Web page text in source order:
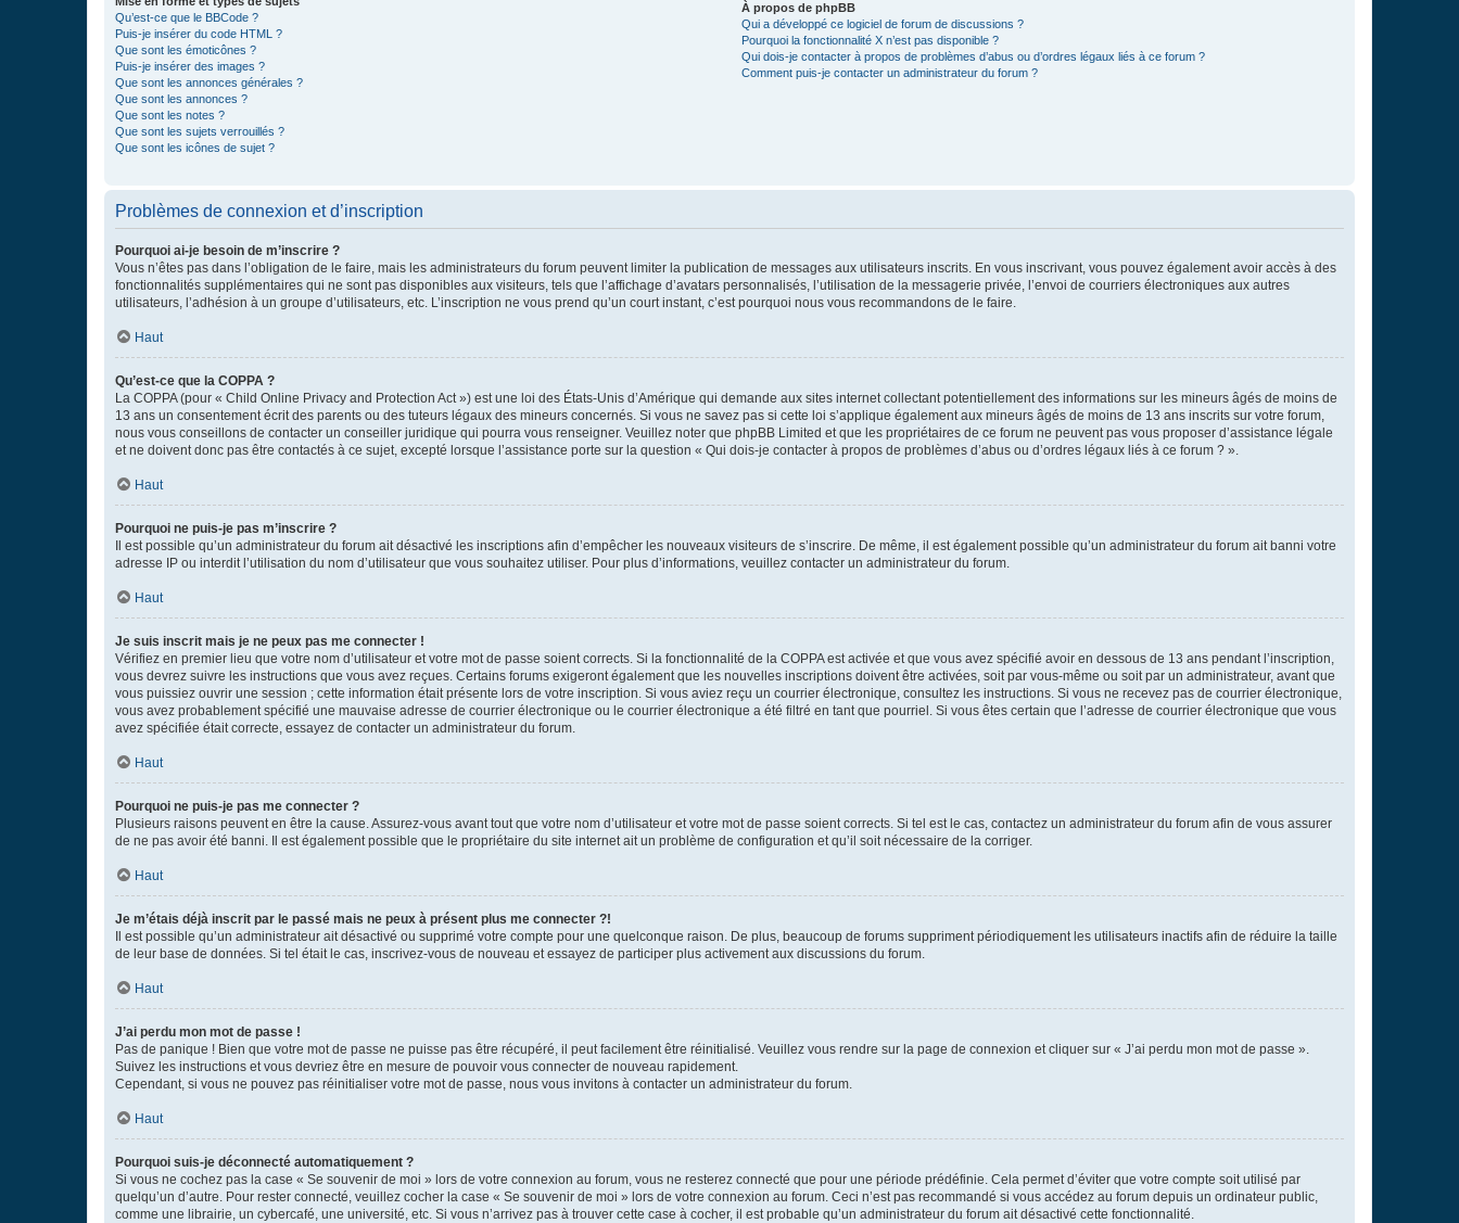
Qu’est-ce que le BBCode ?
Puis-je insérer du code HTML ?
Que sont les émoticônes ?
Puis-je insérer des images ?
Que sont les annonces générales ?
Que sont les annonces ?
Que sont les notes ?
Que sont les sujets verrouillés ?
Que sont les icônes de sujet ?
À propos de phpBB
Qui a développé ce logiciel de forum de discussions ?
Pourquoi la fonctionnalité X n’est pas disponible ?
Qui dois-je contacter à propos de problèmes d’abus ou d’ordres légaux liés à ce forum ?
Comment puis-je contacter un administrateur du forum ?
Problèmes de connexion et d’inscription
Pourquoi ai-je besoin de m’inscrire ?
Vous n’êtes pas dans l’obligation de le faire, mais les administrateurs du forum peuvent limiter la publication de messages aux utilisateurs inscrits. En vous inscrivant, vous pouvez également avoir accès à des
fonctionnalités supplémentaires qui ne sont pas disponibles aux visiteurs, tels que l’affichage d’avatars personnalisés, l’utilisation de la messagerie privée, l’envoi de courriers électroniques aux autres
utilisateurs, l’adhésion à un groupe d’utilisateurs, etc. L’inscription ne vous prend qu’un court instant, c’est pourquoi nous vous recommandons de le faire.
Haut
Qu’est-ce que la COPPA ?
La COPPA (pour « Child Online Privacy and Protection Act ») est une loi des États-Unis d’Amérique qui demande aux sites internet collectant potentiellement des informations sur les mineurs âgés de moins de
13 ans un consentement écrit des parents ou des tuteurs légaux des mineurs concernés. Si vous ne savez pas si cette loi s’applique également aux mineurs âgés de moins de 13 ans inscrits sur votre forum,
nous vous conseillons de contacter un conseiller juridique qui pourra vous renseigner. Veuillez noter que phpBB Limited et que les propriétaires de ce forum ne peuvent pas vous proposer d’assistance légale
et ne doivent donc pas être contactés à ce sujet, excepté lorsque l’assistance porte sur la question « Qui dois-je contacter à propos de problèmes d’abus ou d’ordres légaux liés à ce forum ? ».
Haut
Pourquoi ne puis-je pas m’inscrire ?
Il est possible qu’un administrateur du forum ait désactivé les inscriptions afin d’empêcher les nouveaux visiteurs de s’inscrire. De même, il est également possible qu’un administrateur du forum ait banni votre
adresse IP ou interdit l’utilisation du nom d’utilisateur que vous souhaitez utiliser. Pour plus d’informations, veuillez contacter un administrateur du forum.
Haut
Je suis inscrit mais je ne peux pas me connecter !
Vérifiez en premier lieu que votre nom d’utilisateur et votre mot de passe soient corrects. Si la fonctionnalité de la COPPA est activée et que vous avez spécifié avoir en dessous de 13 ans pendant l’inscription,
vous devrez suivre les instructions que vous avez reçues. Certains forums exigeront également que les nouvelles inscriptions doivent être activées, soit par vous-même ou soit par un administrateur, avant que
vous puissiez ouvrir une session ; cette information était présente lors de votre inscription. Si vous aviez reçu un courrier électronique, consultez les instructions. Si vous ne recevez pas de courrier électronique,
vous avez probablement spécifié une mauvaise adresse de courrier électronique ou le courrier électronique a été filtré en tant que pourriel. Si vous êtes certain que l’adresse de courrier électronique que vous
avez spécifiée était correcte, essayez de contacter un administrateur du forum.
Haut
Pourquoi ne puis-je pas me connecter ?
Plusieurs raisons peuvent en être la cause. Assurez-vous avant tout que votre nom d’utilisateur et votre mot de passe soient corrects. Si tel est le cas, contactez un administrateur du forum afin de vous assurer
de ne pas avoir été banni. Il est également possible que le propriétaire du site internet ait un problème de configuration et qu’il soit nécessaire de la corriger.
Haut
Je m’étais déjà inscrit par le passé mais ne peux à présent plus me connecter ?!
Il est possible qu’un administrateur ait désactivé ou supprimé votre compte pour une quelconque raison. De plus, beaucoup de forums suppriment périodiquement les utilisateurs inactifs afin de réduire la taille
de leur base de données. Si tel était le cas, inscrivez-vous de nouveau et essayez de participer plus activement aux discussions du forum.
Haut
J’ai perdu mon mot de passe !
Pas de panique ! Bien que votre mot de passe ne puisse pas être récupéré, il peut facilement être réinitialisé. Veuillez vous rendre sur la page de connexion et cliquer sur « J’ai perdu mon mot de passe ».
Suivez les instructions et vous devriez être en mesure de pouvoir vous connecter de nouveau rapidement.
Cependant, si vous ne pouvez pas réinitialiser votre mot de passe, nous vous invitons à contacter un administrateur du forum.
Haut
Pourquoi suis-je déconnecté automatiquement ?
Si vous ne cochez pas la case « Se souvenir de moi » lors de votre connexion au forum, vous ne resterez connecté que pour une période prédéfinie. Cela permet d’éviter que votre compte soit utilisé par
quelqu’un d’autre. Pour rester connecté, veuillez cocher la case « Se souvenir de moi » lors de votre connexion au forum. Ceci n’est pas recommandé si vous accédez au forum depuis un ordinateur public,
comme une librairie, un cybercafé, une université, etc. Si vous n’arrivez pas à trouver cette case à cocher, il est probable qu’un administrateur du forum ait désactivé cette fonctionnalité.